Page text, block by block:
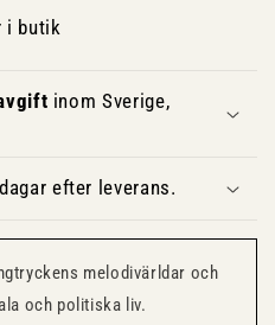
i butik
inom Sverige,
efter leverans.
melodivärldar och
och politiska liv.